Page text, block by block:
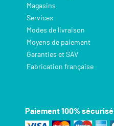
Magasins
Services
Modes de livraison
Moyens de paiement
Garanties et SAV
Fabrication française
Paiement 100% sécurisé